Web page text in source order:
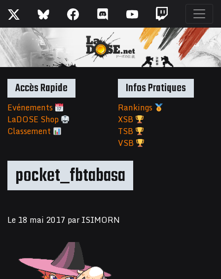
pocket_fbtabasa
Le 18 mai 2017 parISIMORN
Accès Rapide
Evénements
LaDOSE Shop
Classement
Infos Pratiques
Rankings
XSB
TSB
VSB